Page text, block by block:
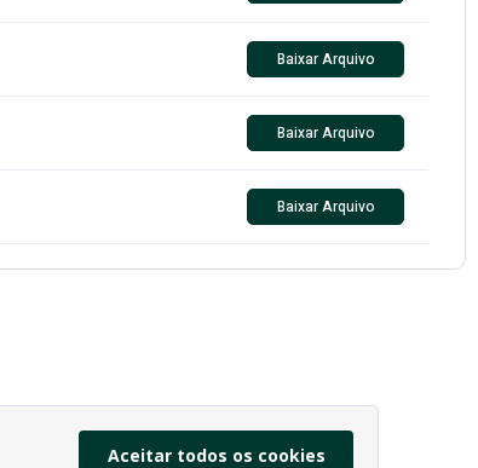
Baixar Arquivo
Baixar Arquivo
Baixar Arquivo
Aceitar todos os cookies